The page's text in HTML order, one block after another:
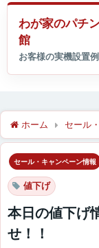
わが家のパチ
館
ホーム セール
セール・キャンペーン情報
値下げ
本日の値下げ
せ！！